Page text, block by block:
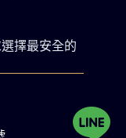
擇最安全的